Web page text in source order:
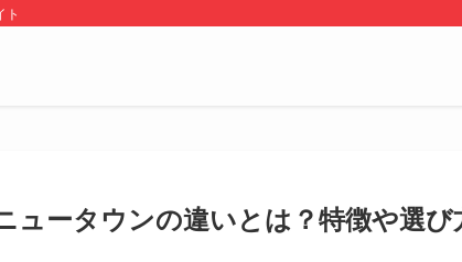
ト
ュータウンの違いとは？特徴や選び